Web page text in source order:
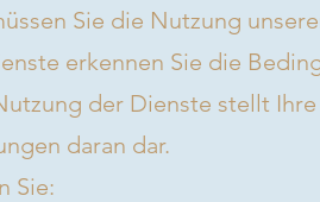
Sie die Nutzung
erkennen Sie die
der Dienste stellt
daran dar.
Sie: